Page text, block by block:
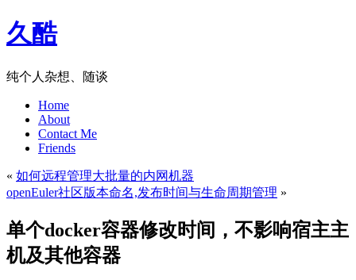
久酷
纯个人杂想、随谈
Home
About
Contact Me
Friends
« 如何远程管理大批量的内网机器
openEuler社区版本命名,发布时间与生命周期管理 »
单个docker容器修改时间，不影响宿主主
机及其他容器